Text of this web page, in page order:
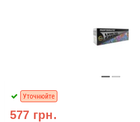
577 грн.
Уточнюйте